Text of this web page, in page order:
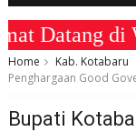
di
Home Kab. Kotabaru
Penghargaan Good
Bupati